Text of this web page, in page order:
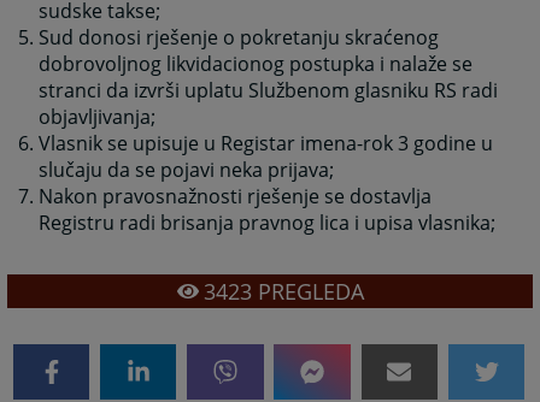
sudske takse;
Sud donosi rješenje o pokretanju skraćenog
dobrovoljnog likvidacionog postupka i nalaže se
stranci da izvrši uplatu Službenom glasniku RS radi
objavljivanja;
Vlasnik se upisuje u Registar imena-rok 3 godine u
slučaju da se pojavi neka prijava;
Nakon pravosnažnosti rješenje se dostavlja
Registru radi brisanja pravnog lica i upisa vlasnika;
3423PREGLEDA